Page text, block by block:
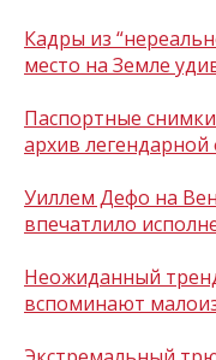
Кадры из
место на Земле
Паспортные
архив
Уиллем Дефо на
впечатлило
Неожиданный
вспоминают